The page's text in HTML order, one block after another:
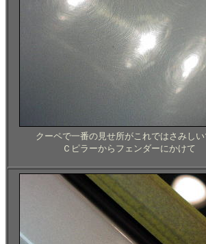
クーペで一番の見せ所がこれではさみしい
Ｃピラーからフェンダーにかけて